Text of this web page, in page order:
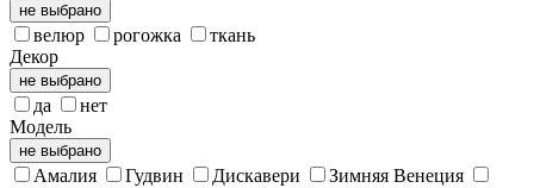
не выбрано
велюр рогожка
ткань
Декор
не выбрано
да
нет
Модель
не выбрано
Амалия Гудвин Дискавери
Зимняя Венеция